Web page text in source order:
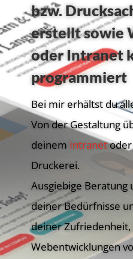
bzw.
erstellt sowie
oder Intranet
programmiert
Bei mir erhältst du
Von der Gestaltung
deinem Intranet
Druckerei.
Ausgiebige Beratung
deiner Bedürfnisse
deiner Zufriedenheit,
Webentwicklungen